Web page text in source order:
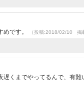
めです。
（投稿:2018/02/10 掲
遅くまでやってるんで、